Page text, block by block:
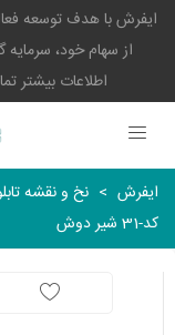
ایفرش با هدف توسعه
از سهام خود،
اطلاعات بیشتر تماس
ایفرش > نخ و نقشه
کد-31 شیر دوش